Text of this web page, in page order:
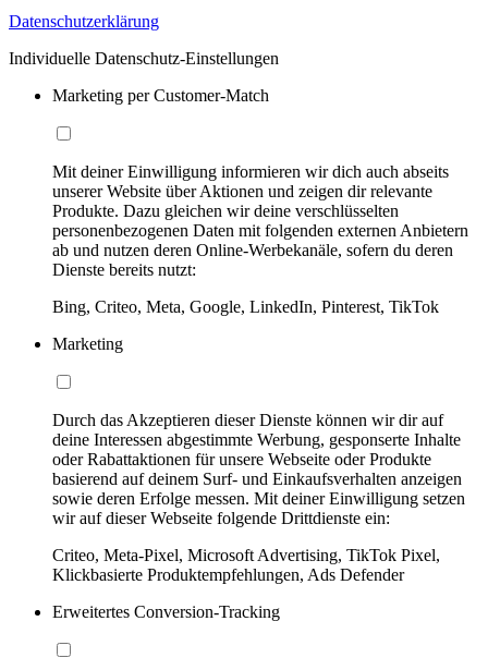
Datenschutzerklärung
Individuelle Datenschutz-Einstellungen
Marketing per Customer-Match
Mit deiner Einwilligung informieren wir dich auch abseits
unserer Website über Aktionen und zeigen dir relevante
Produkte. Dazu gleichen wir deine verschlüsselten
personenbezogenen Daten mit folgenden externen Anbietern
ab und nutzen deren Online-Werbekanäle, sofern du deren
Dienste bereits nutzt:
Bing, Criteo, Meta, Google, LinkedIn, Pinterest, TikTok
Marketing
Durch das Akzeptieren dieser Dienste können wir dir auf
deine Interessen abgestimmte Werbung, gesponserte Inhalte
oder Rabattaktionen für unsere Webseite oder Produkte
basierend auf deinem Surf- und Einkaufsverhalten anzeigen
sowie deren Erfolge messen. Mit deiner Einwilligung setzen
wir auf dieser Webseite folgende Drittdienste ein:
Criteo, Meta-Pixel, Microsoft Advertising, TikTok Pixel,
Klickbasierte Produktempfehlungen, Ads Defender
Erweitertes Conversion-Tracking